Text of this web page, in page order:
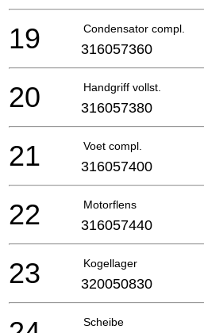
Condensator compl.
19 316057360
Handgriff vollst.
20 316057380
Voet compl.
21 316057400
Motorflens
22 316057440
Kogellager
23 320050830
Scheibe